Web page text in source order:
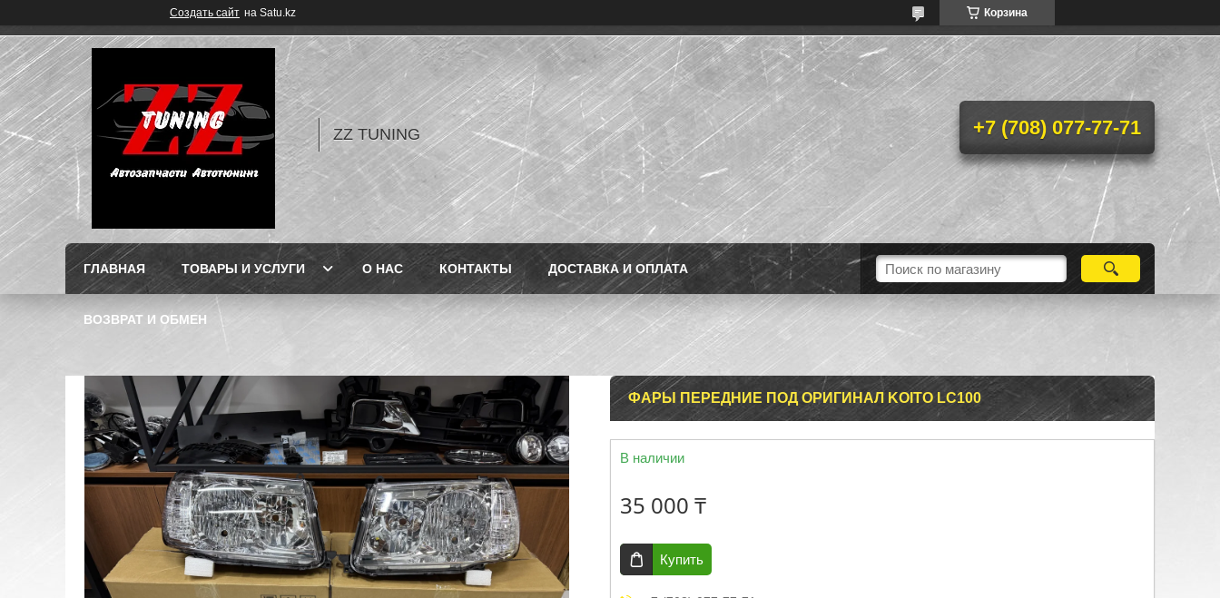
Создать сайт на Satu.kz Корзина
ZZ TUNING +7 (708) 077-77-71
ГЛАВНАЯ ТОВАРЫ И УСЛУГИ О НАС КОНТАКТЫ ДОСТАВКА И ОПЛАТА
ВОЗВРАТ И ОБМЕН
ФАРЫ ПЕРЕДНИЕ ПОД ОРИГИНАЛ KOITO LC100
В наличии
35 000 ₸
Купить